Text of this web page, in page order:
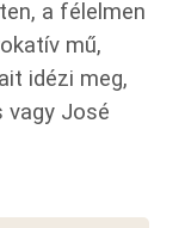
a félelmen
mű,
idézi meg,
vagy José